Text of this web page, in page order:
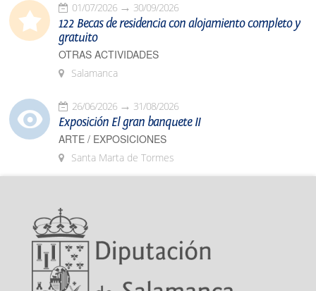
01/07/2026 30/09/2026
122 Becas de residencia con alojamiento completo y
gratuito
OTRAS ACTIVIDADES
Salamanca
26/06/2026 31/08/2026
Exposición El gran banquete II
ARTE / EXPOSICIONES
Santa Marta de Tormes